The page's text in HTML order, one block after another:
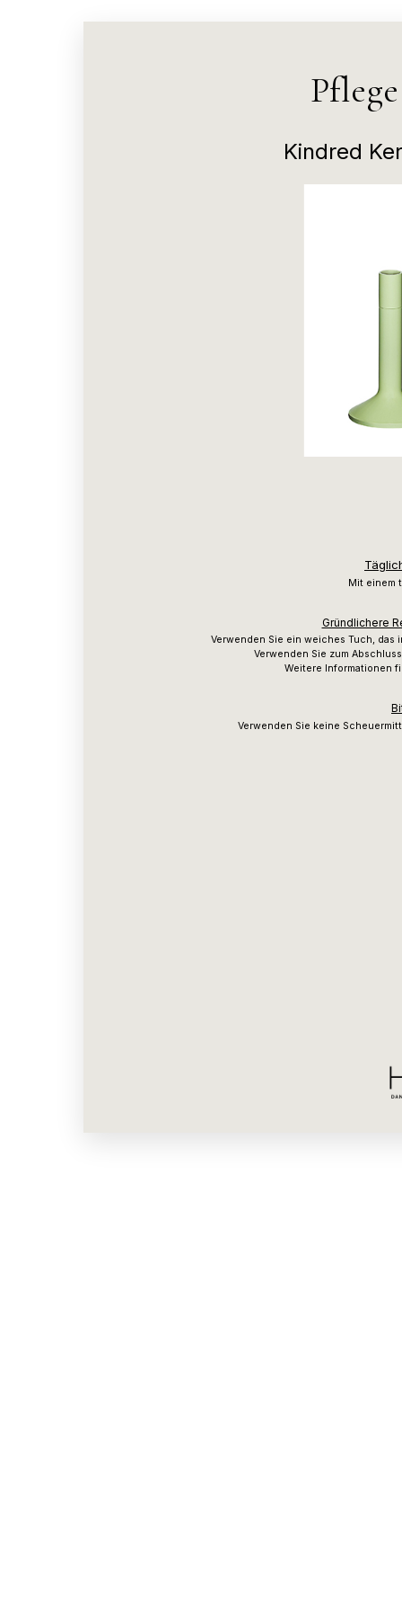
Kindred
Mit einem
Gründlichere
Verwenden Sie ein weiches Tuch, das
Verwenden Sie zum
Weitere Informationen
Verwenden Sie keine